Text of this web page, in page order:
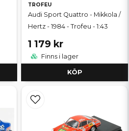
TROFEU
Audi Sport Quattro - Mikkola /
Hertz - 1984 - Trofeu - 1:43
1 179 kr
Finns i lager
KÖP